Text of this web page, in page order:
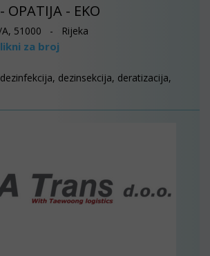
OPATIJA - EKO
A, 51000 - Rijeka
za broj
dezinsekcija, deratizacija,